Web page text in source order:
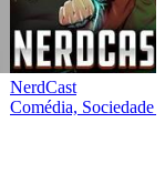
NerdCast
Comédia, Sociedade